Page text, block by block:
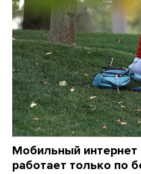
Мобильный интернет
работает только по